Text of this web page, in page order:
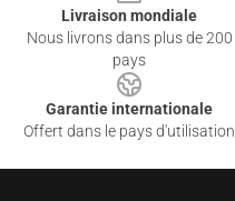
Livraison mondiale
Nous livrons dans plus de 200
pays
Garantie internationale
Offert dans le pays d'utilisation